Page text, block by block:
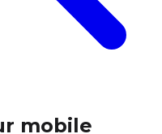
mobile